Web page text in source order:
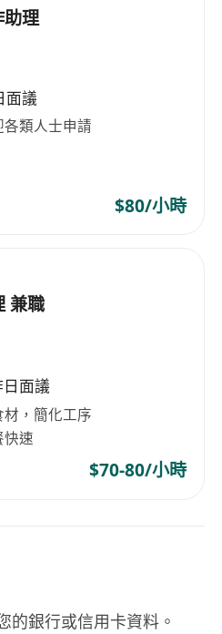
理
面議
類人士申請
$80/小時
兼職
面議
，簡化工序
快速
$70-80/小時
的銀行或信用卡資料。